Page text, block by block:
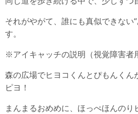
それがやがて、誰にも真似できない
す。
※アイキャッチの説明（視覚障害者
森の広場でヒヨコくんとぴもんくん
ピヨ！
まんまるおめめに、ほっぺほんのり